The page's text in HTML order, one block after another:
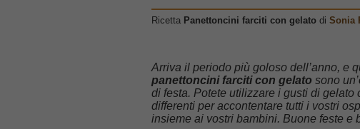
Ricetta Panettoncini farciti con gelato di Sonia
Arriva il periodo più goloso dell’anno, e
panettoncini farciti con gelato sono
di festa. Potete utilizzare i gusti di
differenti per accontentare tutti i vostri
insieme ai vostri bambini. Buone feste e